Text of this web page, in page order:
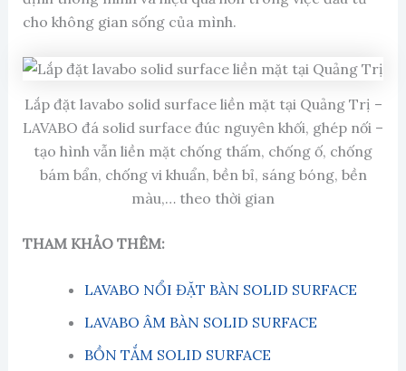
cho không gian sống của mình.
Lắp đặt lavabo solid surface liền mặt tại Quảng Trị –
LAVABO đá solid surface đúc nguyên khối, ghép nối –
tạo hình vẫn liền mặt chống thấm, chống ố, chống
bám bẩn, chống vi khuẩn, bền bỉ, sáng bóng, bền
màu,… theo thời gian
THAM KHẢO THÊM:
LAVABO NỔI ĐẶT BÀN SOLID SURFACE
LAVABO ÂM BÀN SOLID SURFACE
BỒN TẮM SOLID SURFACE